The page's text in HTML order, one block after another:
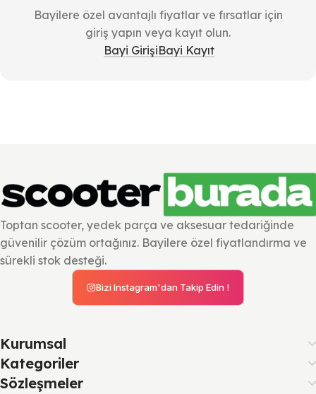
Bayilere özel avantajlı fiyatlar ve fırsatlar için
giriş yapın veya kayıt olun.
Bayi GirişiBayi Kayıt
Toptan scooter, yedek parça ve aksesuar tedariğinde
güvenilir çözüm ortağınız. Bayilere özel fiyatlandırma ve
sürekli stok desteği.
Bizi Instagram'dan Takip Edin !
Kurumsal
Kategoriler
Sözleşmeler